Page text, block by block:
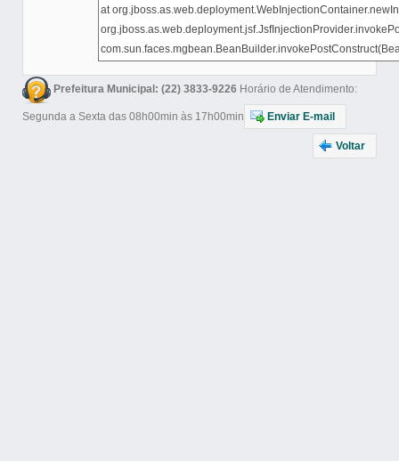
Prefeitura Municipal: (22) 3833-9226 Horário de Atendimento:
Segunda a Sexta das 08h00min às 17h00min Enviar E-mail
Voltar